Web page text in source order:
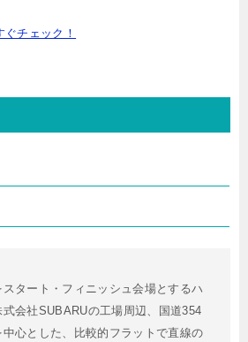
チェック！
タート・フィニッシュ会場とするハ
会社SUBARUの工場周辺、国道354
心とした、比較的フラットで直線の